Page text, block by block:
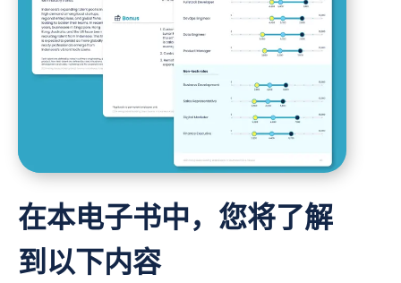
在本电子书中，您将了解
到以下内容